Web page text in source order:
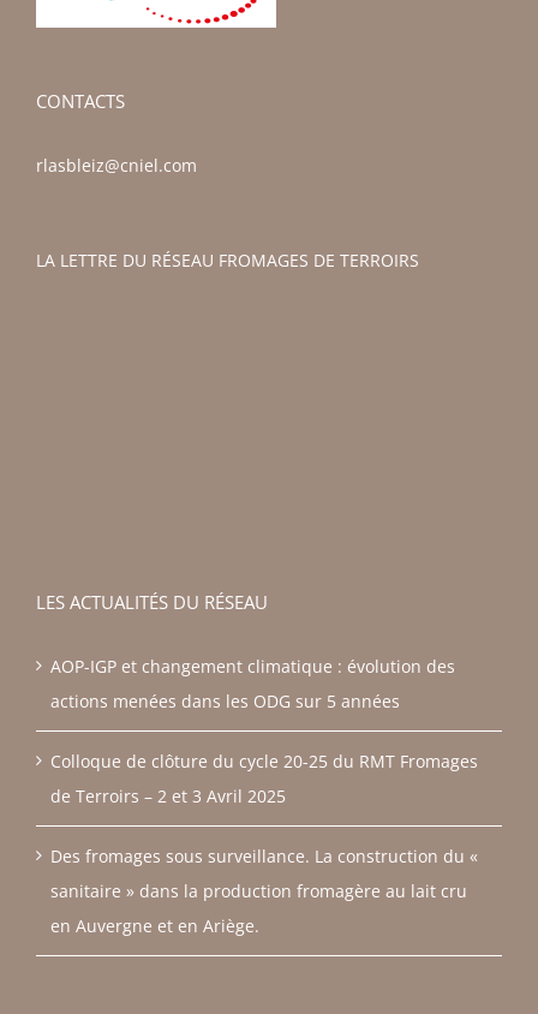
CONTACTS
rlasbleiz@cniel.com
LA LETTRE DU RÉSEAU FROMAGES DE TERROIRS
LES ACTUALITÉS DU RÉSEAU
AOP-IGP et changement climatique : évolution des
actions menées dans les ODG sur 5 années
Colloque de clôture du cycle 20-25 du RMT Fromages
de Terroirs – 2 et 3 Avril 2025
Des fromages sous surveillance. La construction du «
sanitaire » dans la production fromagère au lait cru
en Auvergne et en Ariège.